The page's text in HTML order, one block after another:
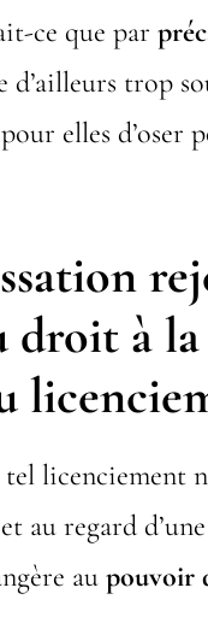
ce que par
d’ailleurs trop
elles d’oser
droit à
licenciement
au regard
au pouvoir